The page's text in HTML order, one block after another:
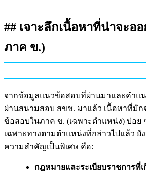
## เจาะลึกเนื้อหาที่น่าจะอ
ภาค ข.)
จากข้อมูลแนวข้อสอบที่ผ่านมาและคำแ
ผ่านสนามสอบ สขช. มาแล้ว เนื้อหาที่มั
ข้อสอบในภาค ข. (เฉพาะตำแหน่ง) บ่อย
เฉพาะทางตามตำแหน่งที่กล่าวไปแล้ว ยั
ความสำคัญเป็นพิเศษ คือ:
กฎหมายและระเบียบราชการที่เ